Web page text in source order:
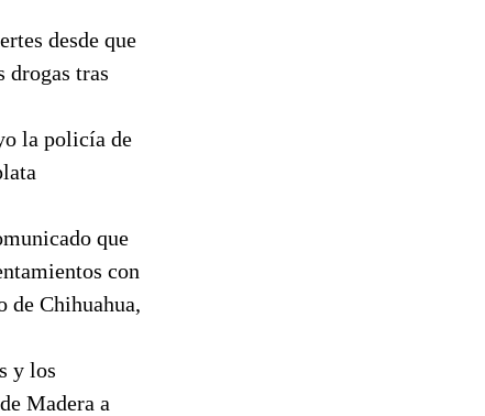
desde que
drogas tras
la policía de
que
con
de Chihuahua,
y los
Madera a